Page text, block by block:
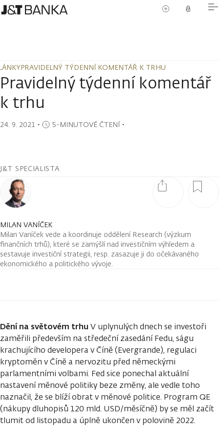
PRAVIDELNÝ TÝDENNÍ KOMENTÁŘ K TRHU
PRAVIDELNÝ TÝDENNÍ KOMENTÁŘ K TRHU
Pravidelný týdenní komentář
k trhu
24. 9. 2021 ・ 5-MINUTOVÉ ČTENÍ・
J&T SPECIALISTA
MILAN VANÍČEK
Milan Vaníček vede a koordinuje oddělení Research (výzkum
finančních trhů), které se zamýšlí nad investičním výhledem a
sestavuje investiční strategii, resp. zasazuje ji do očekávaného
ekonomického a politického vývoje.
Dění na světovém trhu V uplynulých dnech se investoři
zaměřili především na středeční zasedání Fedu, ságu
krachujícího developera v Číně (Evergrande), regulaci
kryptoměn v Číně a nervozitu před německými
parlamentními volbami. Fed sice ponechal aktuální
nastavení měnové politiky beze změny, ale vedle toho
naznačil, že se blíží obrat v měnové politice. Program QE
(nákupy dluhopisů 120 mld. USD/měsíčně) by se měl začít
tlumit od listopadu a úplně ukončen v polovině 2022.